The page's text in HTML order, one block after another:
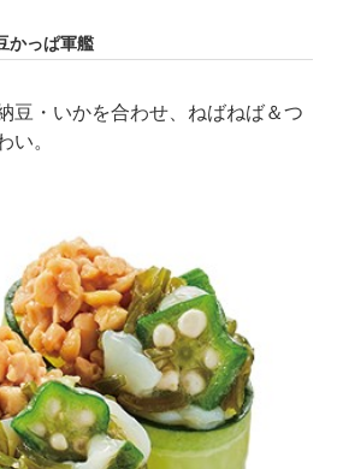
かっぱ軍艦
豆・いかを合わせ、ねばねば＆つ
い。